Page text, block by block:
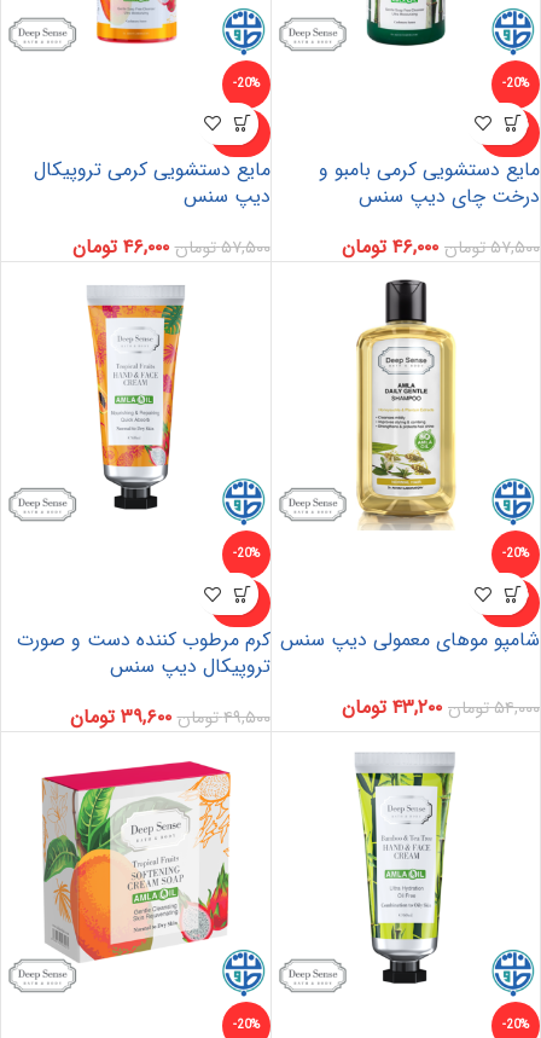
-20%
ناموجو
د
مایع دستشویی کرمی بامبو و
درخت چای دیپ سنس
۵۷,۵۰۰تومان ۴۶,۰۰۰ تومان
-20%
ناموجو
د
مایع دستشویی کرمی تروپیکال
دیپ سنس
۵۷,۵۰۰تومان ۴۶,۰۰۰ تومان
-20%
ناموجو
د
شامپو موهای معمولی دیپ سنس
۵۴,۰۰۰تومان ۴۳,۲۰۰ تومان
-20%
ناموجو
د
کرم مرطوب کننده دست و صورت
تروپیکال دیپ سنس
۴۹,۵۰۰تومان ۳۹,۶۰۰ تومان
-20%
-20%